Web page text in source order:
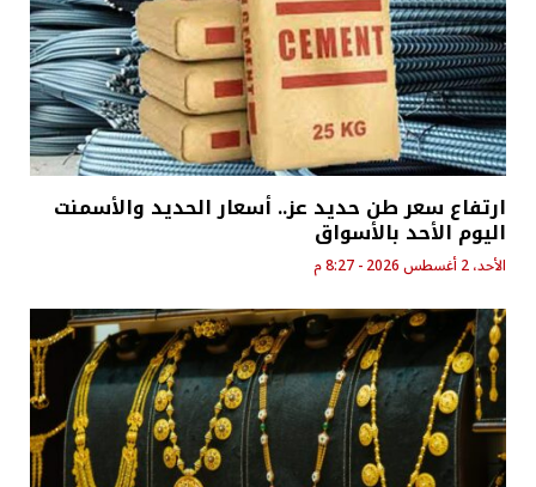
ارتفاع سعر طن حديد عز.. أسعار الحديد والأسمنت
اليوم الأحد بالأسواق
الأحد، 2 أغسطس 2026 - 8:27 م